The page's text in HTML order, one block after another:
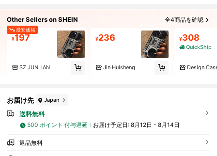
Other Sellers on SHEIN 全4商品を確認
最安価格
¥197
SZ JUNLIAN
¥236
Jin Huisheng
¥308
QuickShip
Design
お届け先 Japan
送料無料
500 ポイント 付与遅延 お届け予定日: 8月12日 - 8月14日
返品無料